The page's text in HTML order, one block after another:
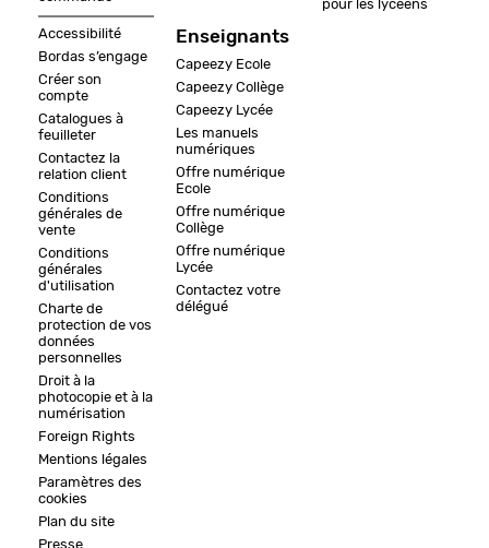
Accessibilité
Bordas s’engage
Créer son
compte
Catalogues à
feuilleter
Contactez la
relation client
Conditions
générales de
vente
Conditions
générales
d'utilisation
Charte de
protection de vos
données
personnelles
Droit à la
photocopie et à la
numérisation
Foreign Rights
Mentions légales
Paramètres des
cookies
Plan du site
Enseignants
Capeezy Ecole
Capeezy Collège
Capeezy Lycée
Les manuels
numériques
Offre numérique
Ecole
Offre numérique
Collège
Offre numérique
Lycée
Contactez votre
délégué
pour les lycéens